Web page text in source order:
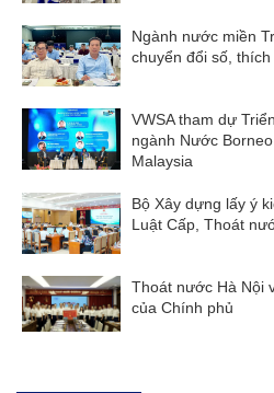
Ngành nước miền
chuyển đổi số,
VWSA tham dự
ngành Nước
Malaysia
Bộ Xây dựng lấy ý
Luật Cấp, Thoát
Thoát nước Hà Nội
của Chính phủ